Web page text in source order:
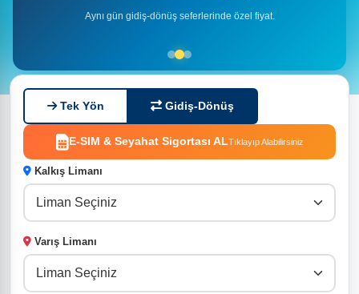
Aynı gün gidiş-dönüş seferlerinde özel fiyat.
Tek Yön Gidiş-Dönüş
E-SIM & Seyahat Sigortası ALTıklayıp Alabilirsiniz
Kalkış Limanı
Varış Limanı